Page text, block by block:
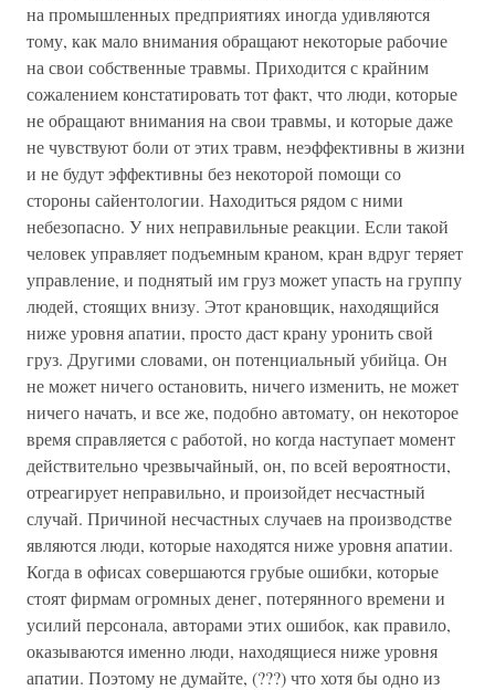
на промышленных предприятиях иногда удивляются
тому, как мало внимания обращают некоторые рабочие
на свои собственные травмы. Приходится с крайним
сожалением констатировать тот факт, что люди, которые
не обращают внимания на свои травмы, и которые даже
не чувствуют боли от этих травм, неэффективны в жизни
и не будут эффективны без некоторой помощи со
стороны сайентологии. Находиться рядом с ними
небезопасно. У них неправильные реакции. Если такой
человек управляет подъемным краном, кран вдруг теряет
управление, и поднятый им груз может упасть на группу
людей, стоящих внизу. Этот крановщик, находящийся
ниже уровня апатии, просто даст крану уронить свой
груз. Другими словами, он потенциальный убийца. Он
не может ничего остановить, ничего изменить, не может
ничего начать, и все же, подобно автомату, он некоторое
время справляется с работой, но когда наступает момент
действительно чрезвычайный, он, по всей вероятности,
отреагирует неправильно, и произойдет несчастный
случай. Причиной несчастных случаев на производстве
являются люди, которые находятся ниже уровня апатии.
Когда в офисах совершаются грубые ошибки, которые
стоят фирмам огромных денег, потерянного времени и
усилий персонала, авторами этих ошибок, как правило,
оказываются именно люди, находящиеся ниже уровня
апатии. Поэтому не думайте, (???) что хотя бы одно из